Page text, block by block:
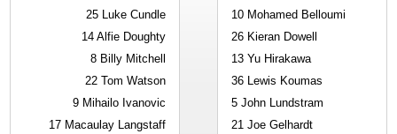
25 Luke Cundle
14 Alfie Doughty
8 Billy Mitchell
22 Tom Watson
9 Mihailo Ivanovic
17 Macaulay Langstaff
10 Mohamed Belloumi
26 Kieran Dowell
13 Yu Hirakawa
36 Lewis Koumas
5 John Lundstram
21 Joe Gelhardt